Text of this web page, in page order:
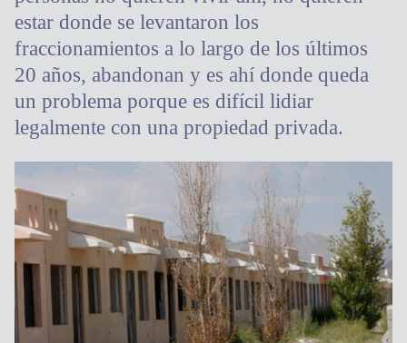
estar donde se levantaron los
fraccionamientos a lo largo de los últimos
20 años, abandonan y es ahí donde queda
un problema porque es difícil lidiar
legalmente con una propiedad privada.